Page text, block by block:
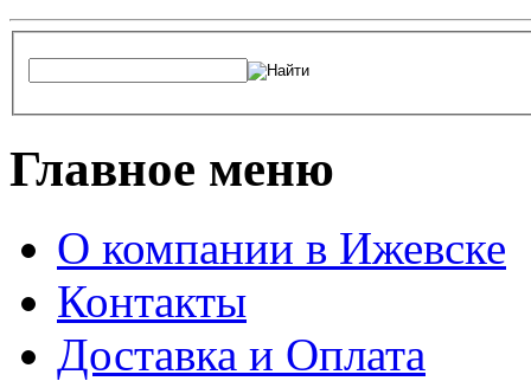
Главное меню
О компании в Ижевске
Контакты
Доставка и Оплата